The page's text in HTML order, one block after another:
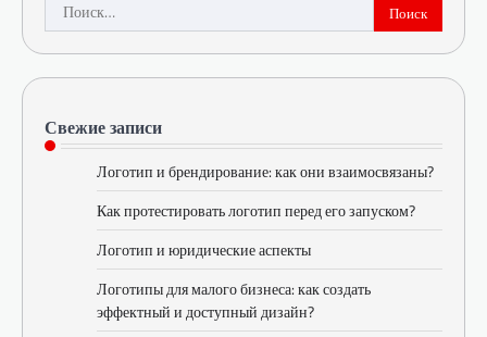
Найти:
Свежие записи
Логотип и брендирование: как они взаимосвязаны?
Как протестировать логотип перед его запуском?
Логотип и юридические аспекты
Логотипы для малого бизнеса: как создать
эффектный и доступный дизайн?